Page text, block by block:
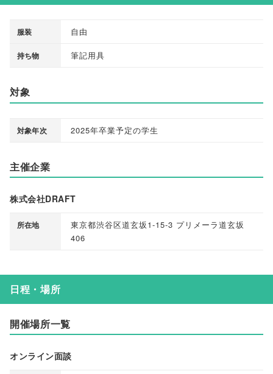
服装 自由
持ち物 筆記用具
対象
対象年次 2025年卒業予定の学生
主催企業
株式会社DRAFT
所在地
東京都渋谷区道玄坂1-15-3 プリメーラ道玄坂
406
日程・場所
開催場所一覧
オンライン面談